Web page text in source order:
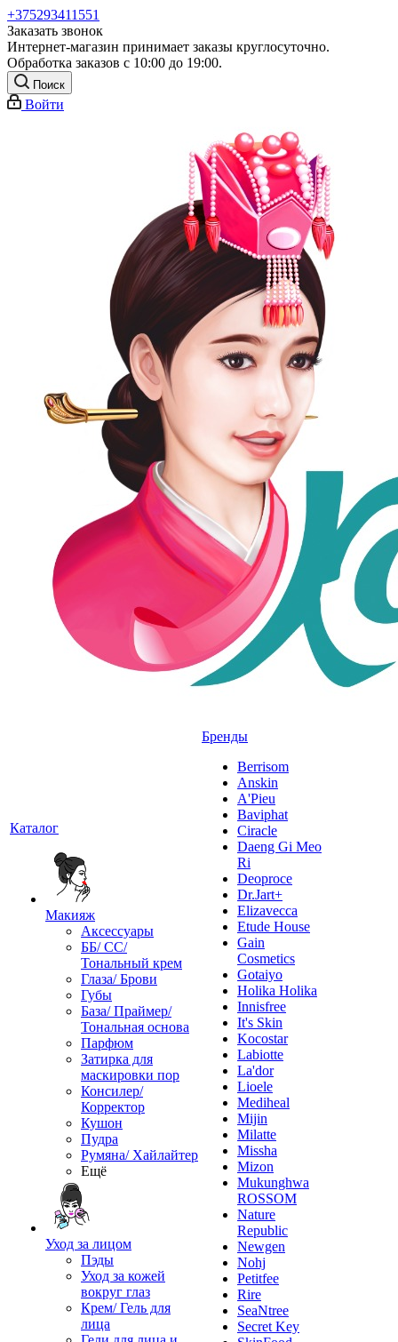
+375293411551
Заказать звонок
Интернет-магазин принимает заказы круглосуточно.
Обработка заказов с 10:00 до 19:00.
Поиск
Войти
Каталог
Макияж
Аксессуары
ББ/ СС/
Тональный крем
Глаза/ Брови
Губы
База/ Праймер/
Тональная основа
Парфюм
Затирка для
маскировки пор
Консилер/
Корректор
Кушон
Пудра
Румяна/ Хайлайтер
Ещё
Уход за лицом
Пэды
Уход за кожей
вокруг глаз
Крем/ Гель для
лица
Бренды
Berrisom
Anskin
A'Pieu
Baviphat
Ciracle
Daeng Gi Meo
Ri
Deoproce
Dr.Jart+
Elizavecca
Etude House
Gain
Cosmetics
Gotaiyo
Holika Holika
Innisfree
It's Skin
Kocostar
Labiotte
La'dor
Lioele
Mediheal
Mijin
Milatte
Missha
Mizon
Mukunghwa
ROSSOM
Nature
Republic
Newgen
Nohj
Petitfee
Rire
SeaNtree
Secret Key